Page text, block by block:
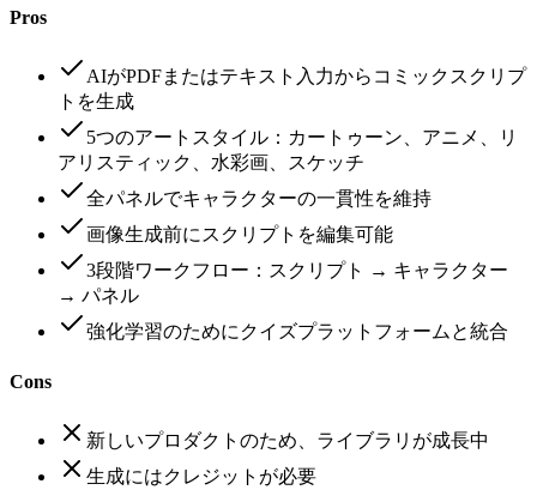
Pros
AIがPDFまたはテキスト入力からコミックスクリプ
トを生成
5つのアートスタイル：カートゥーン、アニメ、リ
アリスティック、水彩画、スケッチ
全パネルでキャラクターの一貫性を維持
画像生成前にスクリプトを編集可能
3段階ワークフロー：スクリプト → キャラクター
→ パネル
強化学習のためにクイズプラットフォームと統合
Cons
新しいプロダクトのため、ライブラリが成長中
生成にはクレジットが必要